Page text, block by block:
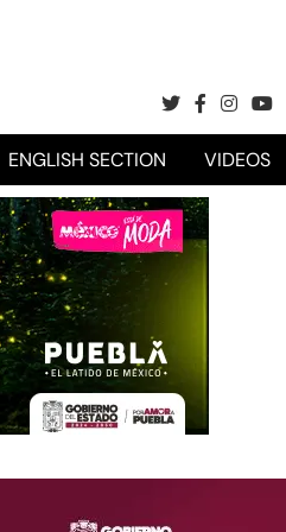
ENGLISH SECTION VIDEOS